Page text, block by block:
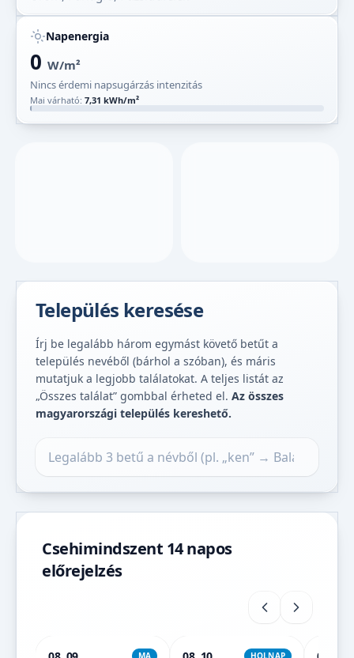
Napenergia
0 W/m²
Nincs érdemi napsugárzás intenzitás
Mai várható: 7,31 kWh/m²
Település keresése
Írj be legalább három egymást követő betűt a
település nevéből (bárhol a szóban), és máris
mutatjuk a legjobb találatokat. A teljes listát az
„Összes találat” gombbal érheted el. Az összes
magyarországi település kereshető.
Csehimindszent 14 napos
előrejelzés